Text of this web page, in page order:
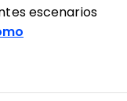
escenarios